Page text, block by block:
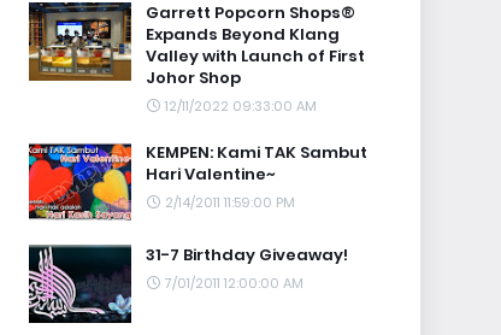
Garrett Popcorn Shops®
Expands Beyond Klang
Valley with Launch of First
Johor Shop
12/11/2022 09:33:00 AM
KEMPEN: Kami TAK Sambut
Hari Valentine~
2/14/2011 11:59:00 PM
31-7 Birthday Giveaway!
7/01/2011 12:00:00 AM